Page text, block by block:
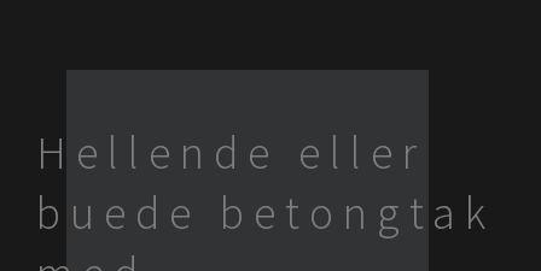
Hellende eller
buede betongtak